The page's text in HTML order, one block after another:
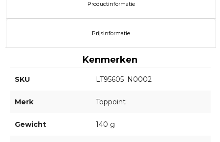
Productinformatie
Prijsinformatie
Kenmerken
SKU LT95605_N0002
Merk Toppoint
Gewicht 140 g